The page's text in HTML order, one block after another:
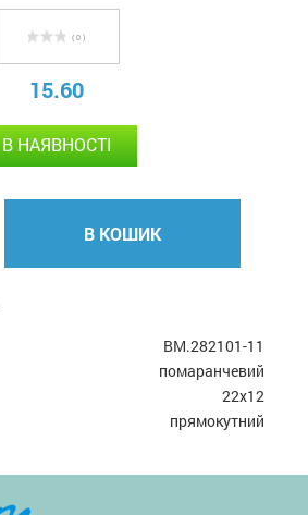
( 0 )
15.60
В НАЯВНОСТІ
В КОШИК
BM.282101-11
помаранчевий
22х12
прямокутний